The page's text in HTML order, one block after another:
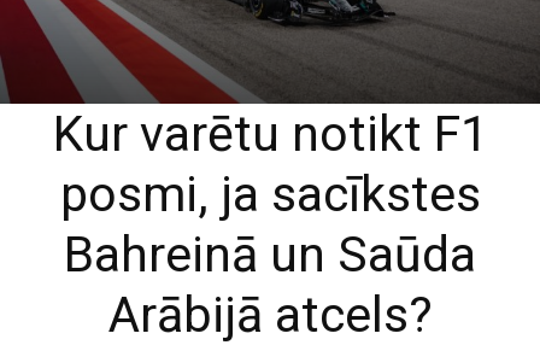
Kur varētu notikt F1
posmi, ja sacīkstes
Bahreinā un Saūda
Arābijā atcels?